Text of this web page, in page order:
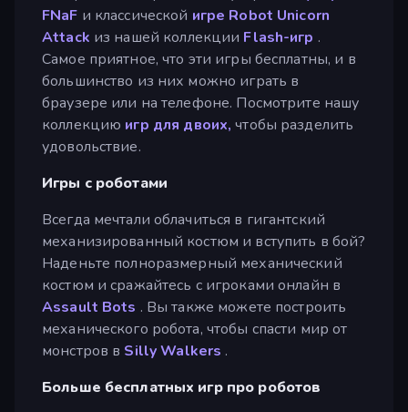
FNaF и классической игре Robot Unicorn
Attack из нашей коллекции Flash-игр .
Самое приятное, что эти игры бесплатны, и в
большинство из них можно играть в
браузере или на телефоне. Посмотрите нашу
коллекцию игр для двоих, чтобы разделить
удовольствие.
Игры с роботами
Всегда мечтали облачиться в гигантский
механизированный костюм и вступить в бой?
Наденьте полноразмерный механический
костюм и сражайтесь с игроками онлайн в
Assault Bots . Вы также можете построить
механического робота, чтобы спасти мир от
монстров в Silly Walkers .
Больше бесплатных игр про роботов